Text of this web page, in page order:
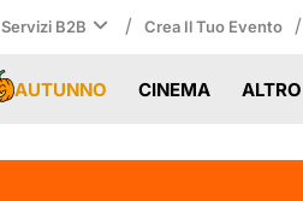
Servizi B2B / Crea Il Tuo Evento /
AUTUNNO CINEMA ALTRO